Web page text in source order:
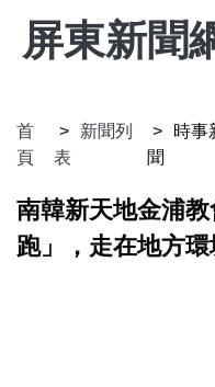
屏東新聞
首
頁
新聞列
表
時事
聞
南韓新天地金浦
跑」，走在地方